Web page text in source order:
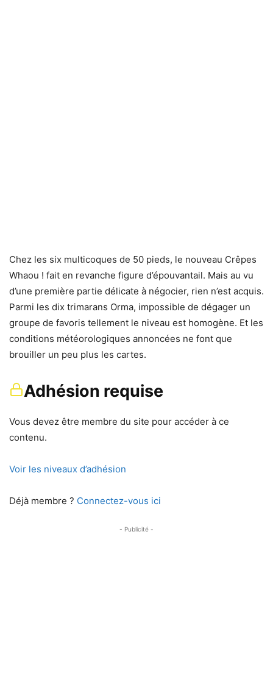
Chez les six multicoques de 50 pieds, le nouveau Crêpes
Whaou ! fait en revanche figure d’épouvantail. Mais au vu
d’une première partie délicate à négocier, rien n’est acquis.
Parmi les dix trimarans Orma, impossible de dégager un
groupe de favoris tellement le niveau est homogène. Et les
conditions météorologiques annoncées ne font que
brouiller un peu plus les cartes.
Adhésion requise
Vous devez être membre du site pour accéder à ce
contenu.
Voir les niveaux d’adhésion
Déjà membre ? Connectez-vous ici
- Publicité -